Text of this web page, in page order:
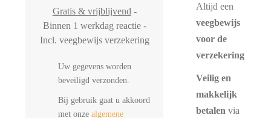
Gratis & vrijblijvend -
Binnen 1 werkdag reactie -
Incl. veegbewijs verzekering
Uw gegevens worden
beveiligd verzonden.
Bij gebruik gaat u akkoord
met onze algemene
Altijd een
veegbewijs
voor de
verzekering
Veilig en
makkelijk
betalen via